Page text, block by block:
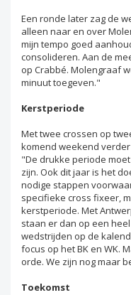
Een ronde later zag de
alleen naar en over
mijn tempo goed
consolideren. Aan de
op Crabbé. Molengraaf
minuut toegeven."
Kerstperiode
Met twee crossen op
komend weekend
"De drukke periode
zijn. Ook dit jaar is het
nodige stappen
specifieke cross fixeer,
kerstperiode. Met
staan er dan op een
wedstrijden op de
focus op het BK en WK.
orde. We zijn nog maar
Toekomst